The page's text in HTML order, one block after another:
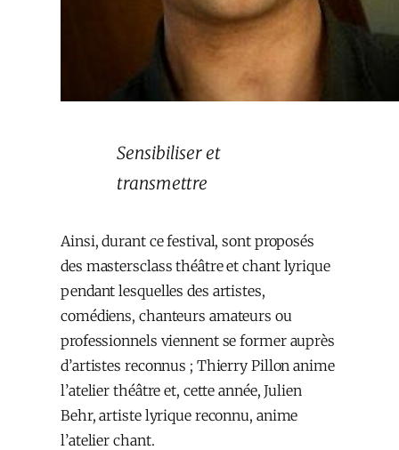
Sensibiliser et
transmettre
Ainsi, durant ce festival, sont proposés
des mastersclass théâtre et chant lyrique
pendant lesquelles des artistes,
comédiens, chanteurs amateurs ou
professionnels viennent se former auprès
d’artistes reconnus ; Thierry Pillon anime
l’atelier théâtre et, cette année, Julien
Behr, artiste lyrique reconnu, anime
l’atelier chant.